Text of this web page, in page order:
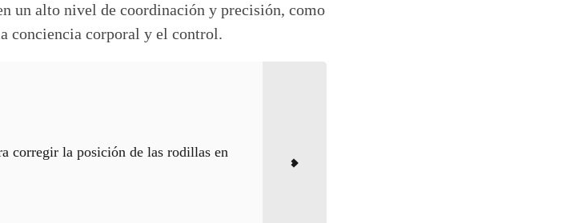
un alto nivel de coordinación y precisión, como
conciencia corporal y el control.
corregir la posición de las rodillas en